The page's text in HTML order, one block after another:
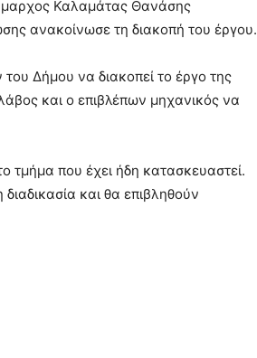
Καλαμάτας Θανάσης
ανακοίνωσε τη διακοπή του έργου.
Δήμου να διακοπεί το έργο της
και ο επιβλέπων μηχανικός να
τμήμα που έχει ήδη κατασκευαστεί.
και θα επιβληθούν